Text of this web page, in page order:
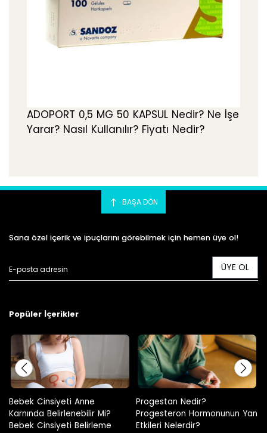
ADOPORT 0,5 MG 50 KAPSUL Nedir? Ne İşe
Yarar? Nasıl Kullanılır? Fiyatı Nedir?
BAŞA DÖN
Sana özel içerik ve ipuçlarını görebilmek için hemen üye ol!
ÜYE OL
Popüler İçerikler
Progestan Nedir?
Progesteron Hormonunun Yan
Etkileri Nelerdir?
Hamilelikte Adet Görülür Mü?